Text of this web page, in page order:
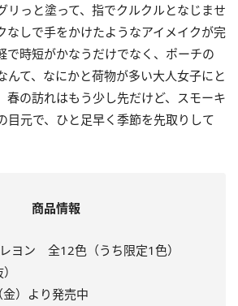
リっと塗って、指でクルクルとなじませ
なしで手をかけたようなアイメイクが完
で時短がかなうだけでなく、ポーチの
んて、なにかと荷物が多い大人女子にと
春の訪れはもう少し先だけど、スモーキ
目元で、ひと足早く季節を先取りして
商品情報
レヨン 全12色（うち限定1色）
）より発売中